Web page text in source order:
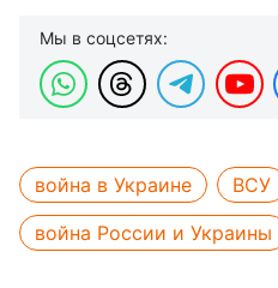
Мы в соцсетях:
война в Украине ВСУ
война России и Украины